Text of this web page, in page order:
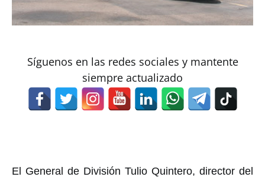
Síguenos en las redes sociales y mantente
siempre actualizado
El General de División Tulio Quintero, director del